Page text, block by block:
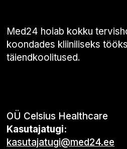
Med24 hoiab kokku
koondades kliiniliseks
täiendkoolitused.
OÜ Celsius Healthcare
Kasutajatugi:
kasutajatugi@med24.ee